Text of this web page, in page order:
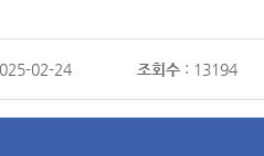
02-24 조회수 : 13194